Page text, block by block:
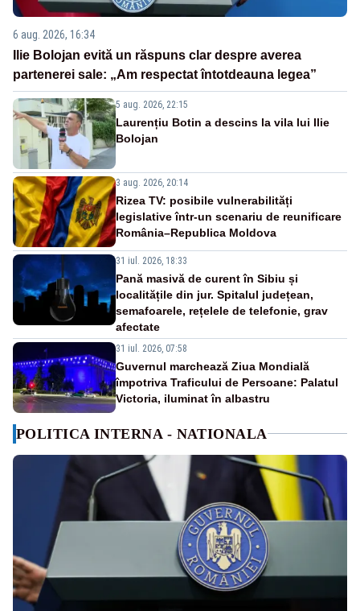
6 aug. 2026, 16:34
Ilie Bolojan evită un răspuns clar despre averea
partenerei sale: „Am respectat întotdeauna legea”
5 aug. 2026, 22:15
Laurențiu Botin a descins la vila lui Ilie
Bolojan
3 aug. 2026, 20:14
Rizea TV: posibile vulnerabilități
legislative într-un scenariu de reunificare
România–Republica Moldova
31 iul. 2026, 18:33
Pană masivă de curent în Sibiu și
localitățile din jur. Spitalul județean,
semafoarele, rețelele de telefonie, grav
afectate
31 iul. 2026, 07:58
Guvernul marchează Ziua Mondială
împotriva Traficului de Persoane: Palatul
Victoria, iluminat în albastru
POLITICA INTERNA - NATIONALA